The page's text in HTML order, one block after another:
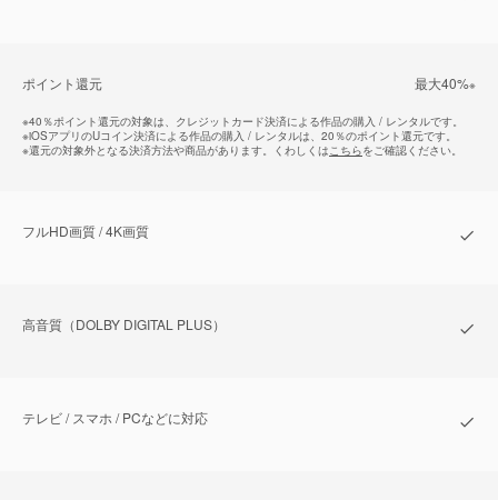
ポイント還元 最⼤40%※
※40％ポイント還元の対象は、クレジットカード決済による作品の購入 / レンタルです。
※iOSアプリのUコイン決済による作品の購入 / レンタルは、20％のポイント還元です。
※還元の対象外となる決済方法や商品があります。くわしくはこちらをご確認ください。
フルHD画質 / 4K画質
⾼⾳質（DOLBY DIGITAL PLUS）
テレビ / スマホ / PCなどに対応